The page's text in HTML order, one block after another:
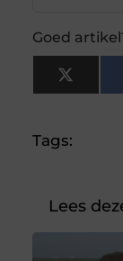
Goed
X
Tags:
Lees